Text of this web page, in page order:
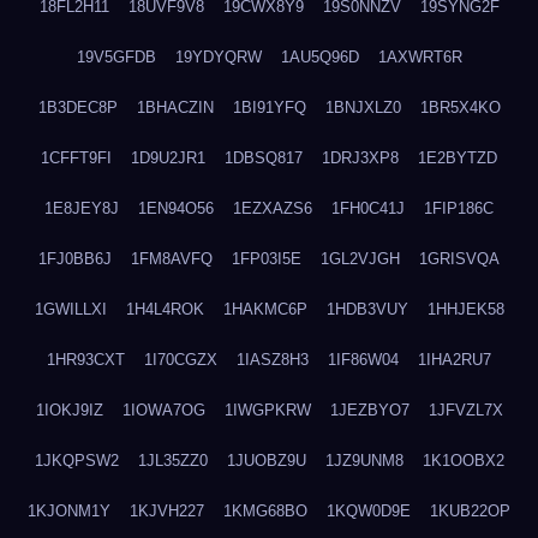
18FL2H11 18UVF9V8 19CWX8Y9 19S0NNZV 19SYNG2F
19V5GFDB 19YDYQRW 1AU5Q96D 1AXWRT6R
1B3DEC8P 1BHACZIN 1BI91YFQ 1BNJXLZ0 1BR5X4KO
1CFFT9FI 1D9U2JR1 1DBSQ817 1DRJ3XP8 1E2BYTZD
1E8JEY8J 1EN94O56 1EZXAZS6 1FH0C41J 1FIP186C
1FJ0BB6J 1FM8AVFQ 1FP03I5E 1GL2VJGH 1GRISVQA
1GWILLXI 1H4L4ROK 1HAKMC6P 1HDB3VUY 1HHJEK58
1HR93CXT 1I70CGZX 1IASZ8H3 1IF86W04 1IHA2RU7
1IOKJ9IZ 1IOWA7OG 1IWGPKRW 1JEZBYO7 1JFVZL7X
1JKQPSW2 1JL35ZZ0 1JUOBZ9U 1JZ9UNM8 1K1OOBX2
1KJONM1Y 1KJVH227 1KMG68BO 1KQW0D9E 1KUB22OP